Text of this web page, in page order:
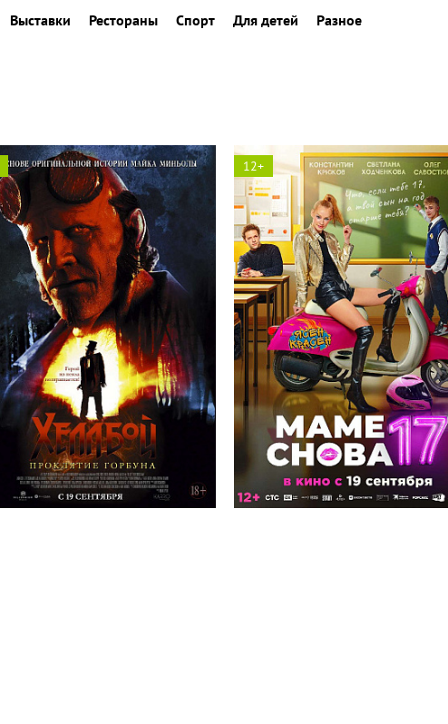
Выставки Рестораны Спорт Для детей Разное
Солярис кинотеатр
12+
Солярис кинотеатр